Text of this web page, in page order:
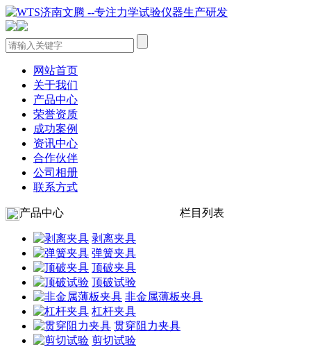
网站首页
关于我们
产品中心
荣誉资质
成功案例
资讯中心
合作伙伴
公司相册
联系方式
产品中心 栏目列表
剥离夹具
弹簧夹具
顶破夹具
顶破试验
非金属薄板夹具
杠杆夹具
贯穿阻力夹具
剪切试验